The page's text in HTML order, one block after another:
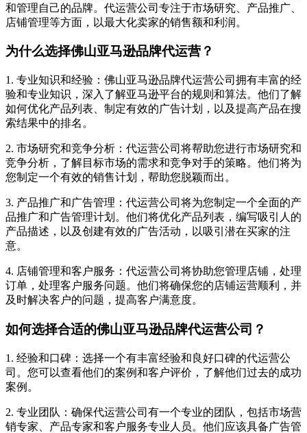
和管理自己的品牌。代运营公司专注于市场研究、产品推广、
店铺管理等方面，以最大化卖家的销售额和利润。
为什么选择佛山亚马逊品牌代运营？
1. 专业知识和经验：佛山亚马逊品牌代运营公司拥有丰富的经
验和专业知识，深入了解亚马逊平台的规则和算法。他们了解
如何优化产品列表、制定有效的广告计划，以及提高产品在搜
索结果中的排名。
2. 市场研究和竞争分析：代运营公司将帮助您进行市场研究和
竞争分析，了解目标市场的需求和竞争对手的策略。他们将为
您制定一个有效的销售计划，帮助您脱颖而出。
3. 产品推广和广告管理：代运营公司将为您制定一个全面的产
品推广和广告管理计划。他们将优化产品列表，编写吸引人的
产品描述，以及创建有效的广告活动，以吸引潜在买家的注
意。
4. 店铺管理和客户服务：代运营公司将协助您管理店铺，处理
订单，处理客户服务问题。他们将确保您的店铺运营顺利，并
及时解决客户的问题，提高客户满意度。
如何选择合适的佛山亚马逊品牌代运营公司？
1. 经验和口碑：选择一个有丰富经验和良好口碑的代运营公
司。您可以查看他们的案例和客户评价，了解他们过去的成功
案例。
2. 专业团队：确保代运营公司有一个专业的团队，包括市场营
销专家、产品专家和客户服务专业人员。他们应该具备广告管